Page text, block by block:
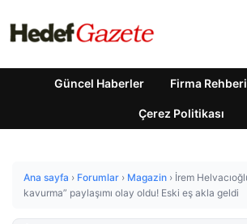
Güncel Haberler Firma Rehberi
Çerez Politikası
Ana sayfa › Forumlar › Magazin › İrem
kavurma” paylaşımı olay oldu! Eski eş akla geldi